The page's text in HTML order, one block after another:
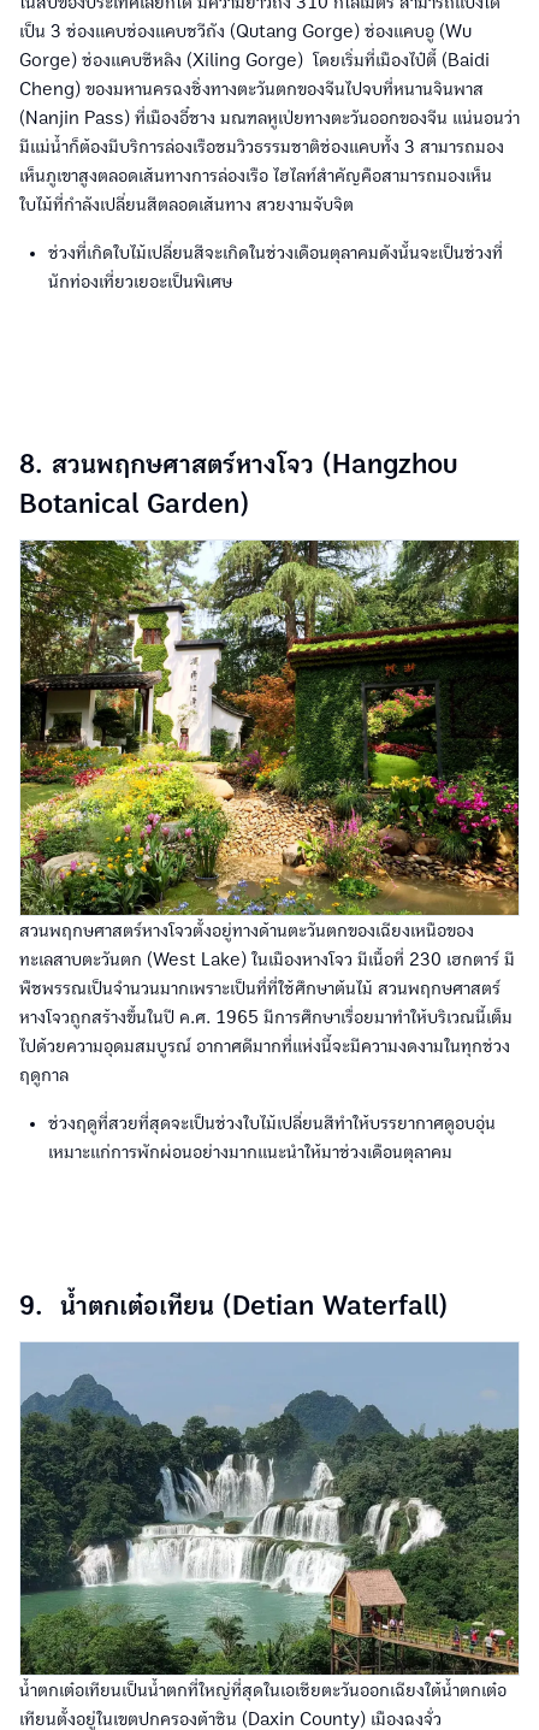
เป็น 3 ช่องแคบช่องแคบชวีถัง (Qutang Gorge) ช่องแคบอู (Wu
Gorge) ช่องแคบซีหลิง (Xiling Gorge) โดยเริ่มที่เมืองไป๋ตี้ (Baidi
Cheng) ของมหานครฉงชิ่งทางตะวันตกของจีนไปจบที่หนานจินพาส
(Nanjin Pass) ที่เมืองอี๋ชาง มณฑลหูเป่ยทางตะวันออกของจีน แน่นอนว่า
มีแม่น้ำก็ต้องมีบริการล่องเรือชมวิวธรรมชาติช่องแคบทั้ง 3 สามารถมอง
เห็นภูเขาสูงตลอดเส้นทางการล่องเรือ ไฮไลท์สำคัญคือสามารถมองเห็น
ใบไม้ที่กำลังเปลี่ยนสีตลอดเส้นทาง สวยงามจับจิต
ช่วงที่เกิดใบไม้เปลี่ยนสีจะเกิดในช่วงเดือนตุลาคมดังนั้นจะเป็นช่วงที่
นักท่องเที่ยวเยอะเป็นพิเศษ
8. สวนพฤกษศาสตร์หางโจว (Hangzhou
Botanical Garden)
สวนพฤกษศาสตร์หางโจวตั้งอยู่ทางด้านตะวันตกของเฉียงเหนือของ
ทะเลสาบตะวันตก (West Lake) ในเมืองหางโจว มีเนื้อที่ 230 เฮกตาร์ มี
พืชพรรณเป็นจำนวนมากเพราะเป็นที่ที่ใช้ศึกษาต้นไม้ สวนพฤกษศาสตร์
หางโจวถูกสร้างขึ้นในปี ค.ศ. 1965 มีการศึกษาเรื่อยมาทำให้บริเวณนี้เต็ม
ไปด้วยความอุดมสมบูรณ์ อากาศดีมากที่แห่งนี้จะมีความงดงามในทุกช่วง
ฤดูกาล
ช่วงฤดูที่สวยที่สุดจะเป็นช่วงใบไม้เปลี่ยนสีทำให้บรรยากาศดูอบอุ่น
เหมาะแก่การพักผ่อนอย่างมากแนะนำให้มาช่วงเดือนตุลาคม
9. น้ำตกเต๋อเทียน (Detian Waterfall)
น้ำตกเต๋อเทียนเป็นน้ำตกที่ใหญ่ที่สุดในเอเชียตะวันออกเฉียงใต้น้ำตกเต๋อ
เทียนตั้งอยู่ในเขตปกครองต้าซิน (Daxin County) เมืองฉงจั่ว